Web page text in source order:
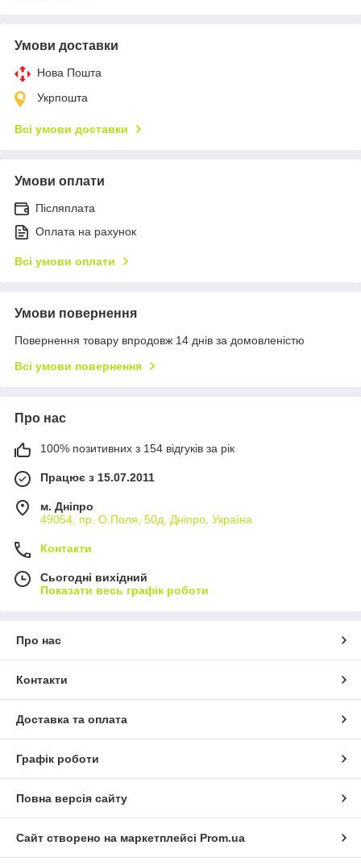
Умови доставки
Нова Пошта
Укрпошта
Всі умови доставки
Умови оплати
Післяплата
Оплата на рахунок
Всі умови оплати
Умови повернення
Повернення товару впродовж 14 днів за домовленістю
Всі умови повернення
Про нас
100% позитивних з 154 відгуків за рік
Працює з 15.07.2011
м. Дніпро
49054, пр. О.Поля, 50д, Дніпро, Україна
Контакти
Сьогодні вихідний
Показати весь графік роботи
Про нас
Контакти
Доставка та оплата
Графік роботи
Повна версія сайту
Сайт створено на маркетплейсі Prom.ua